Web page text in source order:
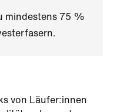
mindestens 75 %
von Läufer:innen